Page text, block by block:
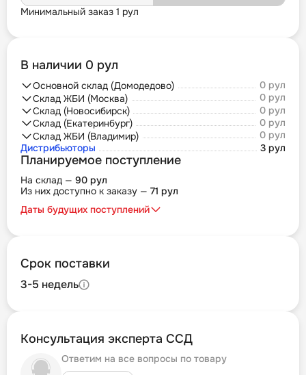
Минимальный заказ 1 рул
В наличии 0 рул
Основной склад (Домодедово)
0 рул
Склад ЖБИ (Москва)
0 рул
Склад (Новосибирск)
0 рул
Склад (Екатеринбург)
0 рул
Склад ЖБИ (Владимир)
0 рул
Дистрибьюторы
3 рул
Планируемое поступление
На склад — 90 рул
Из них доступно к заказу — 71 рул
Даты будущих поступлений
Срок поставки
3-5 недель
Консультация эксперта ССД
Ответим на все вопросы по товару